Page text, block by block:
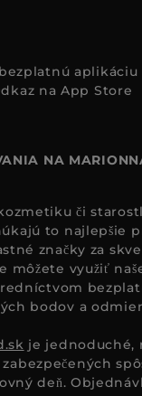
aplikáciu
NA
či
to najlepšie
značky za
môžete využiť
bodov a
je jednoduché,
deň.